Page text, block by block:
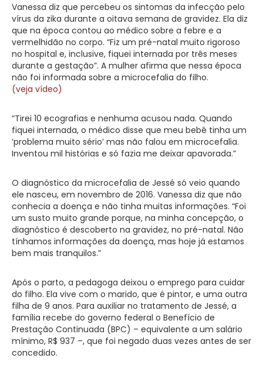
Vanessa diz que percebeu os sintomas da infecção pelo
vírus da zika durante a oitava semana de gravidez. Ela diz
que na época contou ao médico sobre a febre e a
vermelhidão no corpo. “Fiz um pré-natal muito rigoroso
no hospital e, inclusive, fiquei internada por três meses
durante a gestação”. A mulher afirma que nessa época
não foi informada sobre a microcefalia do filho.
(veja vídeo)
“Tirei 10 ecografias e nenhuma acusou nada. Quando
fiquei internada, o médico disse que meu bebê tinha um
‘problema muito sério’ mas não falou em microcefalia.
Inventou mil histórias e só fazia me deixar apavorada.”
O diagnóstico da microcefalia de Jessé só veio quando
ele nasceu, em novembro de 2016. Vanessa diz que não
conhecia a doença e não tinha muitas informações. “Foi
um susto muito grande porque, na minha concepção, o
diagnóstico é descoberto na gravidez, no pré-natal. Não
tínhamos informações da doença, mas hoje já estamos
bem mais tranquilos.”
Após o parto, a pedagoga deixou o emprego para cuidar
do filho. Ela vive com o marido, que é pintor, e uma outra
filha de 9 anos. Para auxiliar no tratamento de Jessé, a
família recebe do governo federal o Benefício de
Prestação Continuada (BPC) – equivalente a um salário
mínimo, R$ 937 –, que foi negado duas vezes antes de ser
concedido.